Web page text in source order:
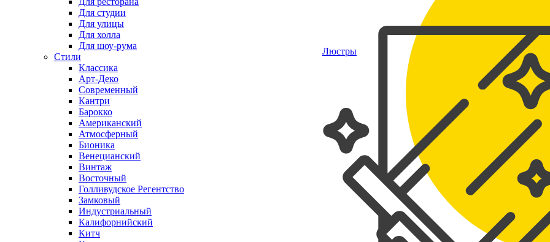
Люстры
Для студии
Для улицы
Для холла
Для шоу-рума
Стили
Классика
Арт-Деко
Современный
Кантри
Барокко
Американский
Атмосферный
Бионика
Венецианский
Винтаж
Восточный
Голливудское Регентство
Замковый
Индустриальный
Калифорнийский
Китч